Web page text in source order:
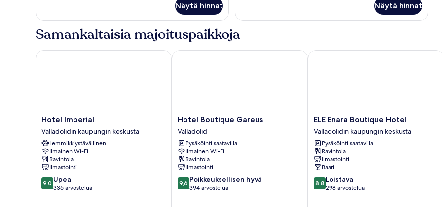
Näytä hinnat Näytä hinnat
Samankaltaisia majoituspaikkoja
Hotel
Imperial
Valladolidin
kaupungin
keskusta
Hotel Imperial
Valladolidin kaupungin keskusta
Lemmikkiystävällinen
Ilmainen Wi-Fi
Ravintola
Ilmastointi
9.0
kautta
9,0 Upea
336 arvostelua
Hotel Imperial
Hotel
Boutique
Gareus
Valladolid
Hotel Boutique Gareus
Valladolid
Pysäköinti saatavilla
Ilmainen Wi-Fi
Ravintola
Ilmastointi
9.6
kautta
9,6 Poikkeuksellisen hyvä
394 arvostelua
Hotel Boutique Gareus
ELE
Enara
Boutique
Hotel
Valladolidin
kaupungin
keskusta
ELE Enara Boutique Hotel
Valladolidin kaupungin keskusta
Pysäköinti saatavilla
Ravintola
Ilmastointi
Baari
8.8
kautta
8,8 Loistava
298 arvostelua
ELE Enara Boutique Hotel